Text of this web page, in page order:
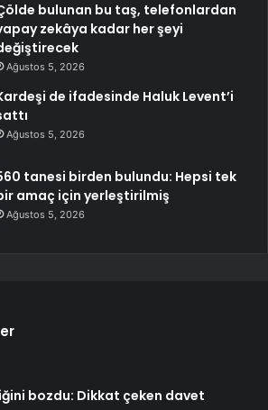
bulunan bu taş, telefonlardan
zekâya kadar her şeyi
Ağustos 5, 2026
de ifadesinde Haluk Levent’i
Ağustos 5, 2026
tanesi birden bulundu: Hepsi tek
amaç için yerleştirilmiş
Ağustos 5, 2026
bozdu: Dikkat çeken davet